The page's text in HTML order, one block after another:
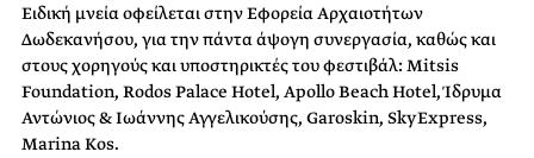
Ειδική μνεία οφείλεται στην Εφορεία Αρχαιοτήτων
Δωδεκανήσου, για την πάντα άψογη συνεργασία, καθώς και
στους χορηγούς και υποστηρικτές του φεστιβάλ: Mitsis
Foundation, Rodos Palace Hotel, Apollo Beach Hotel, Ίδρυμα
Αντώνιος & Ιωάννης Αγγελικούσης, Garoskin, SkyExpress,
Marina Kos.